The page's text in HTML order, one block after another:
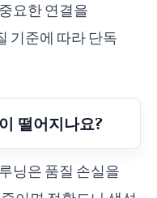
요한 연결을
기준에 따라 단독
떨어지나요?
닝은 품질 손실을